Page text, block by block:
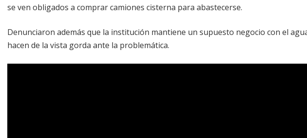
se ven obligados a comprar camiones cisterna para abastecerse.
Denunciaron además que la institución mantiene un supuesto negocio con el
hacen de la vista gorda ante la problemática.